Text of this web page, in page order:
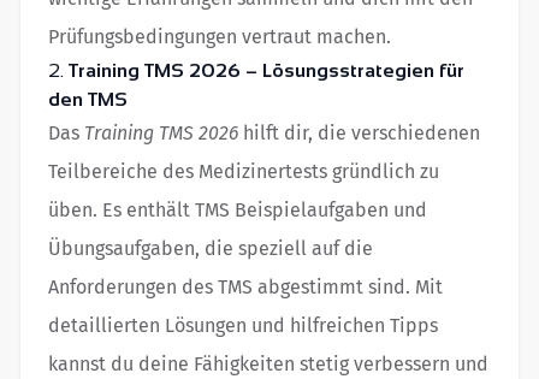
Prüfungsbedingungen vertraut machen.
2. Training TMS 2026 – Lösungsstrategien für
den TMS
Das Training TMS 2026 hilft dir, die verschiedenen
Teilbereiche des Medizinertests gründlich zu
üben. Es enthält TMS Beispielaufgaben und
Übungsaufgaben, die speziell auf die
Anforderungen des TMS abgestimmt sind. Mit
detaillierten Lösungen und hilfreichen Tipps
kannst du deine Fähigkeiten stetig verbessern und